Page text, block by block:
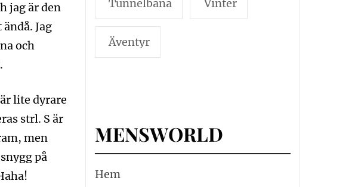
jag är den
Jag
och
lite dyrare
strl. S är
men
på
Tunnelbana Vinter
Äventyr
MENSWORLD
Hem